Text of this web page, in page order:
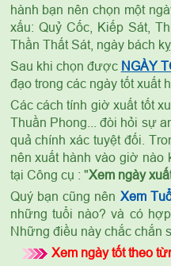
hành bạn nên chọn một
xấu: Quỷ Cốc, Kiếp Sát,
Thần Thất Sát, ngày bách kỵ.
Sau khi chọn được NGÀY
đạo trong các ngày tốt xuất
Các cách tính giờ xuất tốt
Thuần Phong... đòi hỏi sự
quả chính xác tuyệt đối.
nên xuất hành vào giờ nào
tại Công cụ : "Xem ngày
Quý bạn cũng nên Xem
những tuổi nào? và có
Những điều này chắc chắn
Xem ngày tốt theo